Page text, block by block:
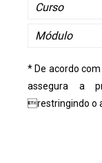
* De acordo com
assegura a
restringindo o